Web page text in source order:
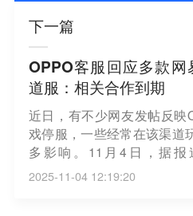
下一篇
OPPO客服回应多款
道服：相关合作到期
近日，有不少网友发帖反映
戏停服，一些经常在该渠道
多影响。11月4日，据报
示，“确实有部分游戏停服
作了，每个游戏的（停服
没有说要恢复的消息。”对
2025-11-04 12:19:20